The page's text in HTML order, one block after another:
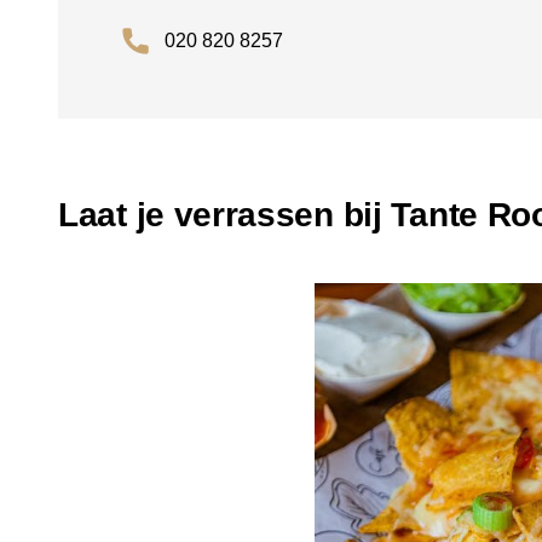
020 820 8257
Laat je verrassen bij Tante